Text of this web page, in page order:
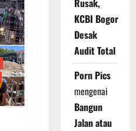
Rusak,
KCBI Bogor
Desak
Audit Total
Porn Pics
mengenai
Bangun
Jalan atau